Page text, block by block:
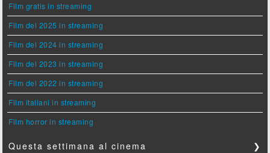
Film gratis in streaming
Film del 2025 in streaming
Film del 2024 in streaming
Film del 2023 in streaming
Film del 2022 in streaming
Film italiani in streaming
Film horror in streaming
Questa settimana al cinema ❯